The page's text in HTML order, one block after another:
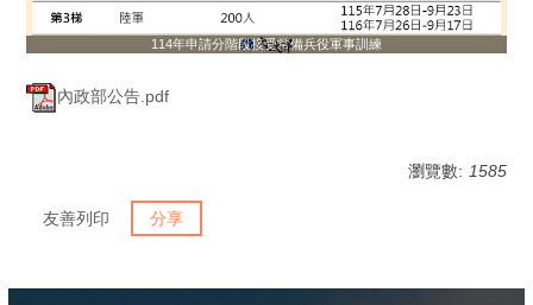
114年申請分階段接受常備兵役軍事訓練
內政部公告.pdf
瀏覽數: 1585
友善列印 分享